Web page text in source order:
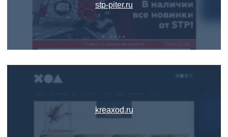
stp-piter.ru
kreaxod.ru